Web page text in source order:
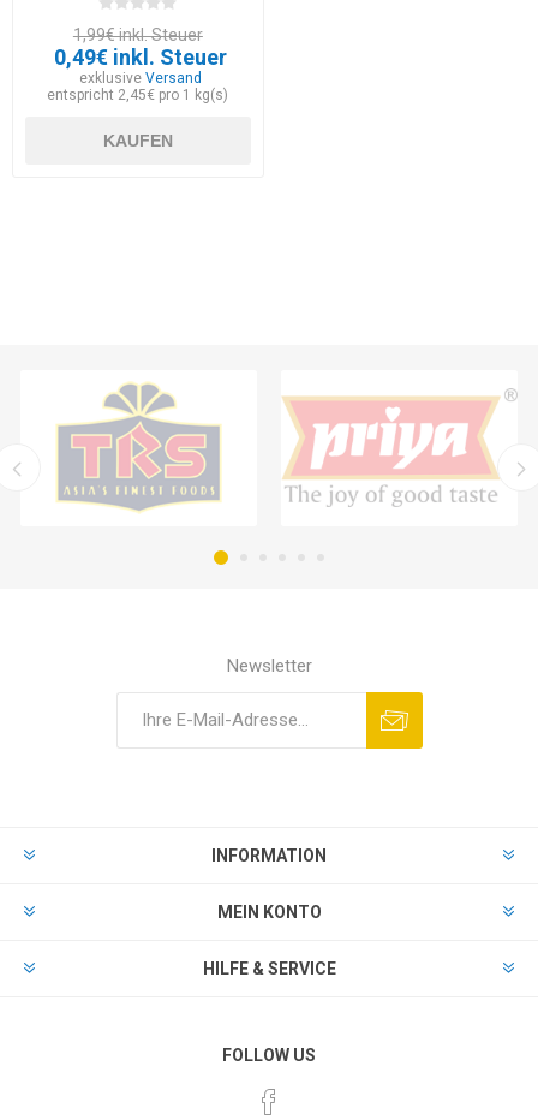
1,99€ inkl. Steuer
0,49€ inkl. Steuer
exklusiveVersand
entspricht 2,45€ pro 1 kg(s)
KAUFEN
Newsletter
INFORMATION
MEIN KONTO
HILFE & SERVICE
FOLLOW US